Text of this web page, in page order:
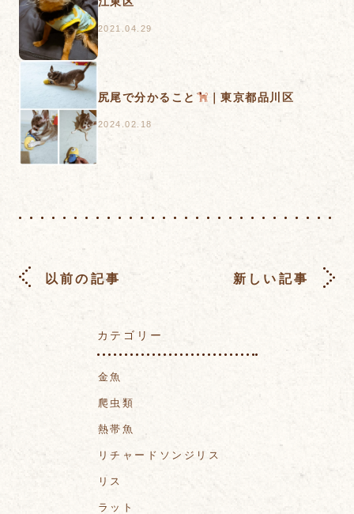
2021.04.29
尻尾で分かること ｜東京都品川区
2024.02.18
以前の記事 新しい記事
カテゴリー
金魚
爬虫類
熱帯魚
リチャードソンジリス
リス
ラット